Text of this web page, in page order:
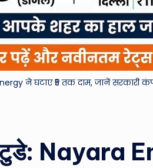
Energy ने घटाए ₹5 तक दाम, जानें
टुडे: Nayara